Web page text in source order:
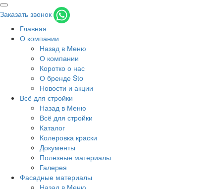
Заказать звонок
Главная
О компании
Назад в Меню
О компании
Коротко о нас
О бренде Sto
Новости и акции
Всё для стройки
Назад в Меню
Всё для стройки
Каталог
Колеровка краски
Документы
Полезные материалы
Галерея
Фасадные материалы
Назад в Меню